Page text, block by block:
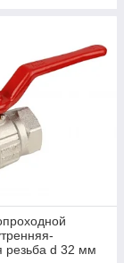
резьба d 32 мм